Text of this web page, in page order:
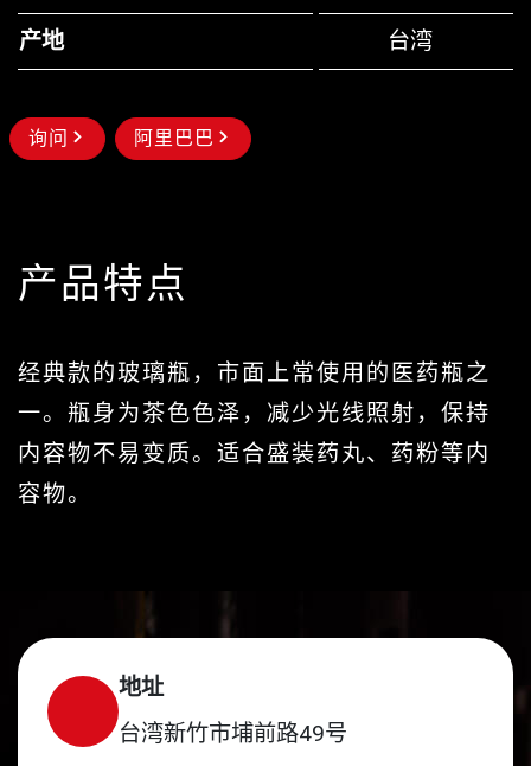
产地 台湾
询问 阿里巴巴
产品特点
经典款的玻璃瓶，市面上常使用的医药瓶之
一。瓶身为茶色色泽，减少光线照射，保持
内容物不易变质。适合盛装药丸、药粉等内
容物。
地址
台湾新竹市埔前路49号